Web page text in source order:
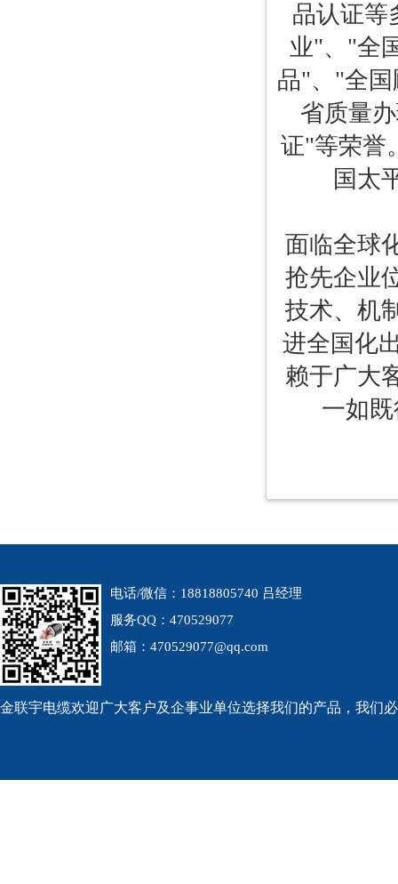
品认证等
业"、"全
品"、"全
省质量
证"等荣誉
国太
面临全球
抢先企业
技术、机
进全国化
赖于广大
一如
电话/微信：18818805740 吕经理
服务QQ：470529077
邮箱：470529077@qq.com
金联宇电缆欢迎广大客户及企事业单位选择我们的产品，我们